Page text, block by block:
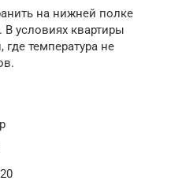
на нижней полке
условиях квартиры
температура не